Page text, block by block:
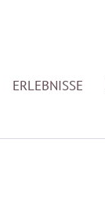
ERLEBNISSE